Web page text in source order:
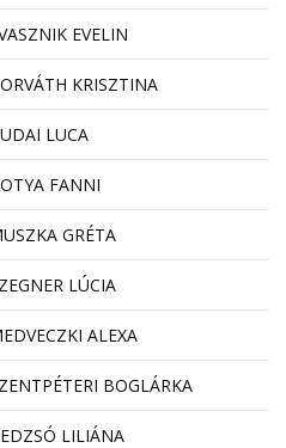
EVELIN
KRISZTINA
LUCA
FANNI
GRÉTA
LÚCIA
ALEXA
BOGLÁRKA
LILIÁNA